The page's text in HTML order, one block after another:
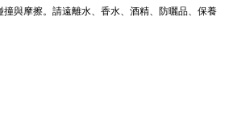
與摩擦。請遠離水、香水、酒精、防曬品、保養